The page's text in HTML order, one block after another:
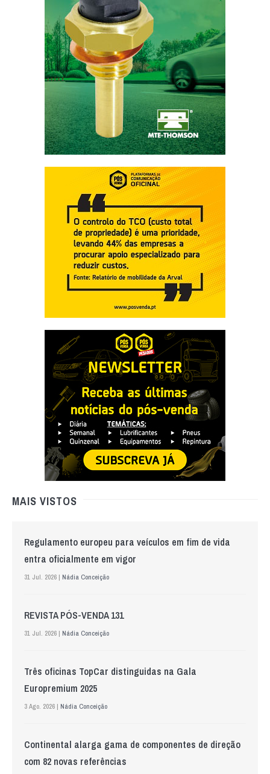
MAIS VISTOS
Regulamento europeu para veículos em fim de vida
entra oficialmente em vigor
31 Jul. 2026 | Nádia Conceição
REVISTA PÓS-VENDA 131
31 Jul. 2026 | Nádia Conceição
Três oficinas TopCar distinguidas na Gala
Europremium 2025
3 Ago. 2026 | Nádia Conceição
Continental alarga gama de componentes de direção
com 82 novas referências